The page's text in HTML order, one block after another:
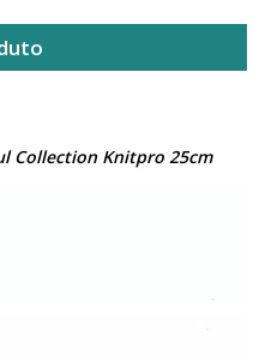
Collection Knitpro 25cm